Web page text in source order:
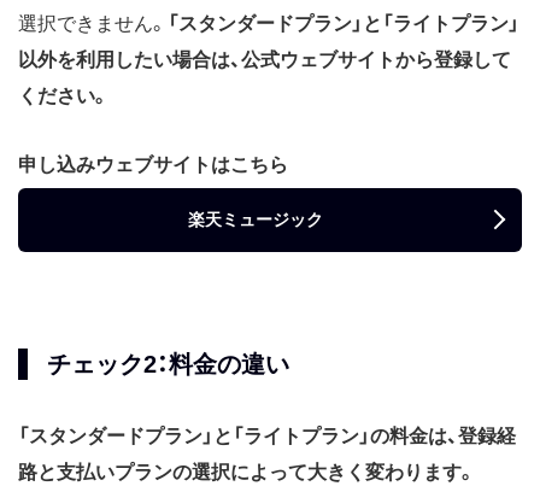
選択できません。 「スタンダードプラン」と「ライトプラン」
以外を利用したい場合は、公式ウェブサイトから登録して
ください。
申し込みウェブサイトはこちら
楽天ミュージック
チェック2：料金の違い
「スタンダードプラン」と「ライトプラン」の料金は、登録経
路と支払いプランの選択によって大きく変わります。